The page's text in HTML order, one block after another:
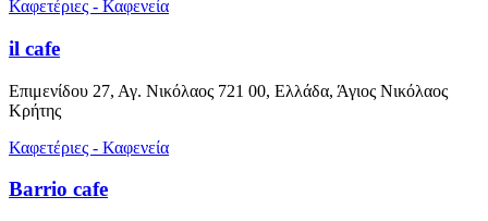
Καφετέριες - Καφενεία
il cafe
Επιμενίδου 27, Αγ. Νικόλαος 721 00, Ελλάδα, Άγιος Νικόλαος
Κρήτης
Καφετέριες - Καφενεία
Barrio cafe